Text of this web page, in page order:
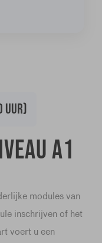
UUR)
A1
modules van
inschrijven of het
voert u een